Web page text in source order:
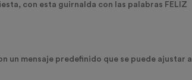
con esta guirnalda con las palabras FELIZ
un mensaje predefinido que se puede ajustar